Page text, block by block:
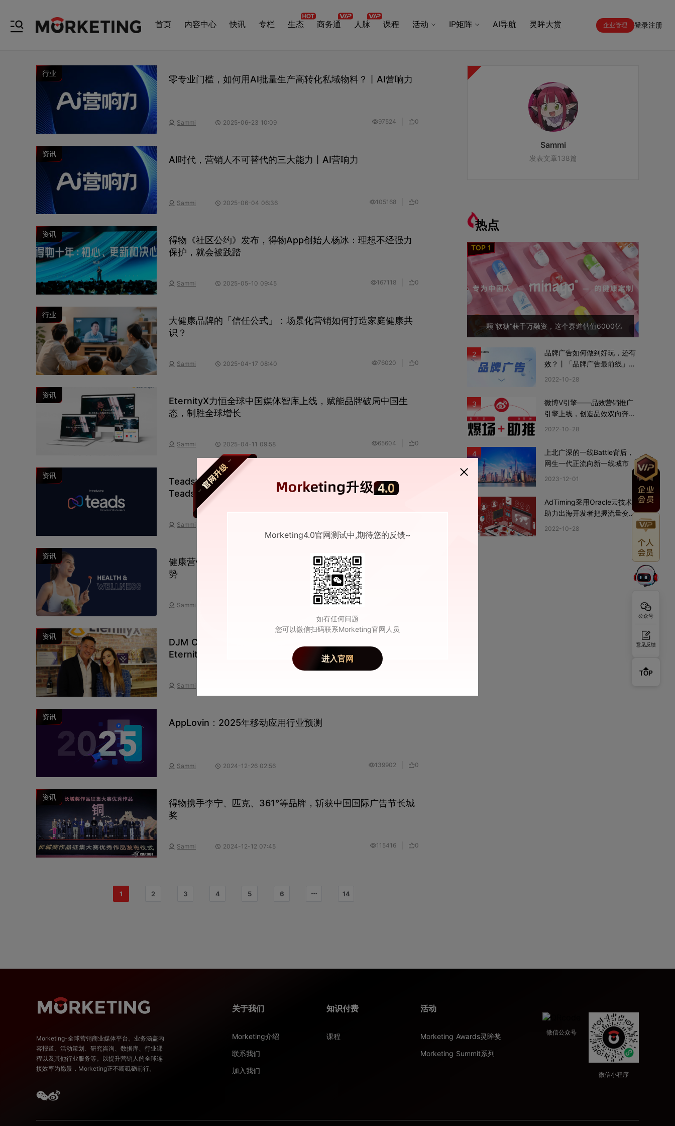
首页 内容中心 快讯 专栏 生态 商务通 人脉 课程 活动 IP矩阵 AI导航 灵眸大赏 企业管理 登录注册
行业
零专业门槛，如何用AI批量生产高转化私域物料？丨AI营响力
Sammi 2025-06-23 10:09 97524 0
资讯
AI时代，营销人不可替代的三大能力丨AI营响力
Sammi 2025-06-04 06:36 105168 0
资讯
得物《社区公约》发布，得物App创始人杨冰：理想不经强力
保护，就会被践踏
Sammi 2025-05-10 09:45 167118 0
行业
大健康品牌的「信任公式」：场景化营销如何打造家庭健康共
识？
Sammi 2025-04-17 08:40 76020 0
资讯
EternityX力恒全球中国媒体智库上线，赋能品牌破局中国生
态，制胜全球增长
Sammi 2025-04-11 09:58 65604 0
资讯
Teads首席执行官David Kostman战略定调：Outbrain与
Teads合并打造开放互联网新纪元
Sammi
资讯
健康营销指南丨2025年健康至上，Outbrain洞悉10大行业趋
势
Sammi
资讯
DJM Consulting创始人Deric Wong（黄国文）加入
EternityX力恒担任全球首席商务官，加速布局全球业务
Sammi
资讯
AppLovin：2025年移动应用行业预测
Sammi 2024-12-26 02:56 139902 0
资讯
得物携手李宁、匹克、361°等品牌，斩获中国国际广告节长城
奖
Sammi 2024-12-12 07:45 115416 0
1 2 3 4 5 6 14
Sammi
发表文章138篇
热点
一颗“软糖”获千万融资，这个赛道估值6000亿
2
品牌广告如何做到好玩，还有
效？丨「品牌广告最前线」02
2022-10-28
3
微博V引擎——品效营销推广
引擎上线，创造品效双向奔赴
2022-10-28
4
上北广深的一线Battle背后，
网生一代正流向新一线城市
2023-12-01
AdTiming采用Oracle云技术
助力出海开发者把握流量变现
2022-10-28
Morketing-全球营销商业媒体平台。业务涵盖内
容报道、活动策划、研究咨询、数据库、行业课
程以及其他行业服务等。以提升营销人的全球连
接效率为愿景，Morketing正不断砥砺前行。
关于我们
Morketing介绍
联系我们
加入我们
知识付费
课程
活动
Morketing Awards灵眸奖
Morketing Summit系列
微信公众号
微信小程序
公众号
意见反馈
TOP
Morketing4.0官网测试中,期待您的反馈~
如有任何问题
您可以微信扫码联系Morketing官网人员
进入官网